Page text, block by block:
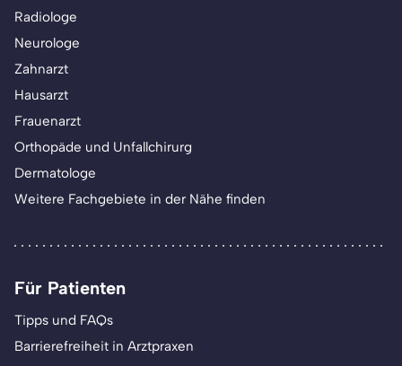
Radiologe
Neurologe
Zahnarzt
Hausarzt
Frauenarzt
Orthopäde und Unfallchirurg
Dermatologe
Weitere Fachgebiete in der Nähe finden
Für Patienten
Tipps und FAQs
Barrierefreiheit in Arztpraxen